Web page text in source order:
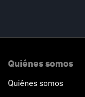
Quiénes somos
Quiénes somos